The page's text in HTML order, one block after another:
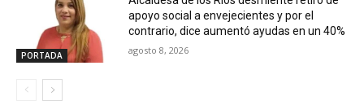
PORTADA
apoyo social a envejecientes y por el
contrario, dice aumentó ayudas en un 40%
agosto 8, 2026